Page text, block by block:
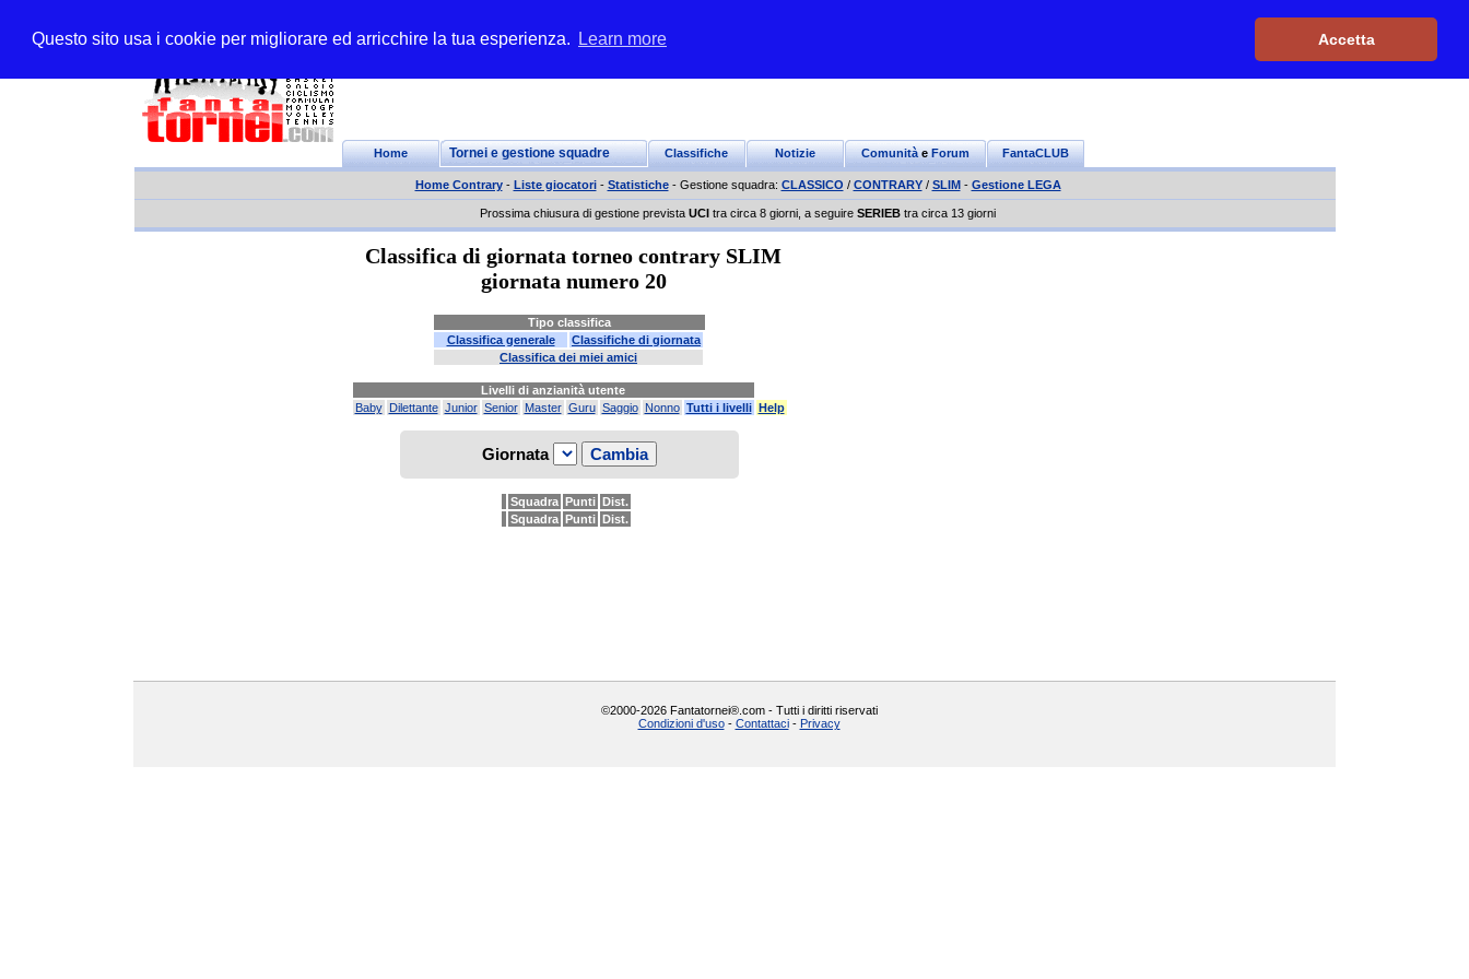
Questo sito usa i cookie per migliorare ed arricchire la tua esperienza. Learn more Accetta
Contattaci|Login|
Home Tornei e gestione squadre Classifiche Notizie Comunitàe Forum FantaCLUB
Home Contrary- Liste giocatori- Statistiche- Gestione squadra: CLASSICO / CONTRARY/ SLIM- Gestione LEGA
Prossima chiusura di gestione prevista UCI tra circa 8 giorni, a seguire SERIEB tra circa 13 giorni
Classifica di giornata torneo contrary SLIM
giornata numero 20
Tipo classifica
Classifica generale
Classifiche di giornata
Classifica dei miei amici
Livelli di anzianità utente
Baby
Dilettante Junior Senior Master Guru Saggio Nonno Tutti i livelli Help
Giornata
Squadra Punti Dist.
Squadra Punti Dist.
©2000-2026 Fantatornei®.com - Tutti i diritti riservati
Condizioni d'uso- Contattaci- Privacy